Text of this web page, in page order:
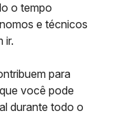
o tempo
e técnicos
ir.
para
você pode
durante todo o